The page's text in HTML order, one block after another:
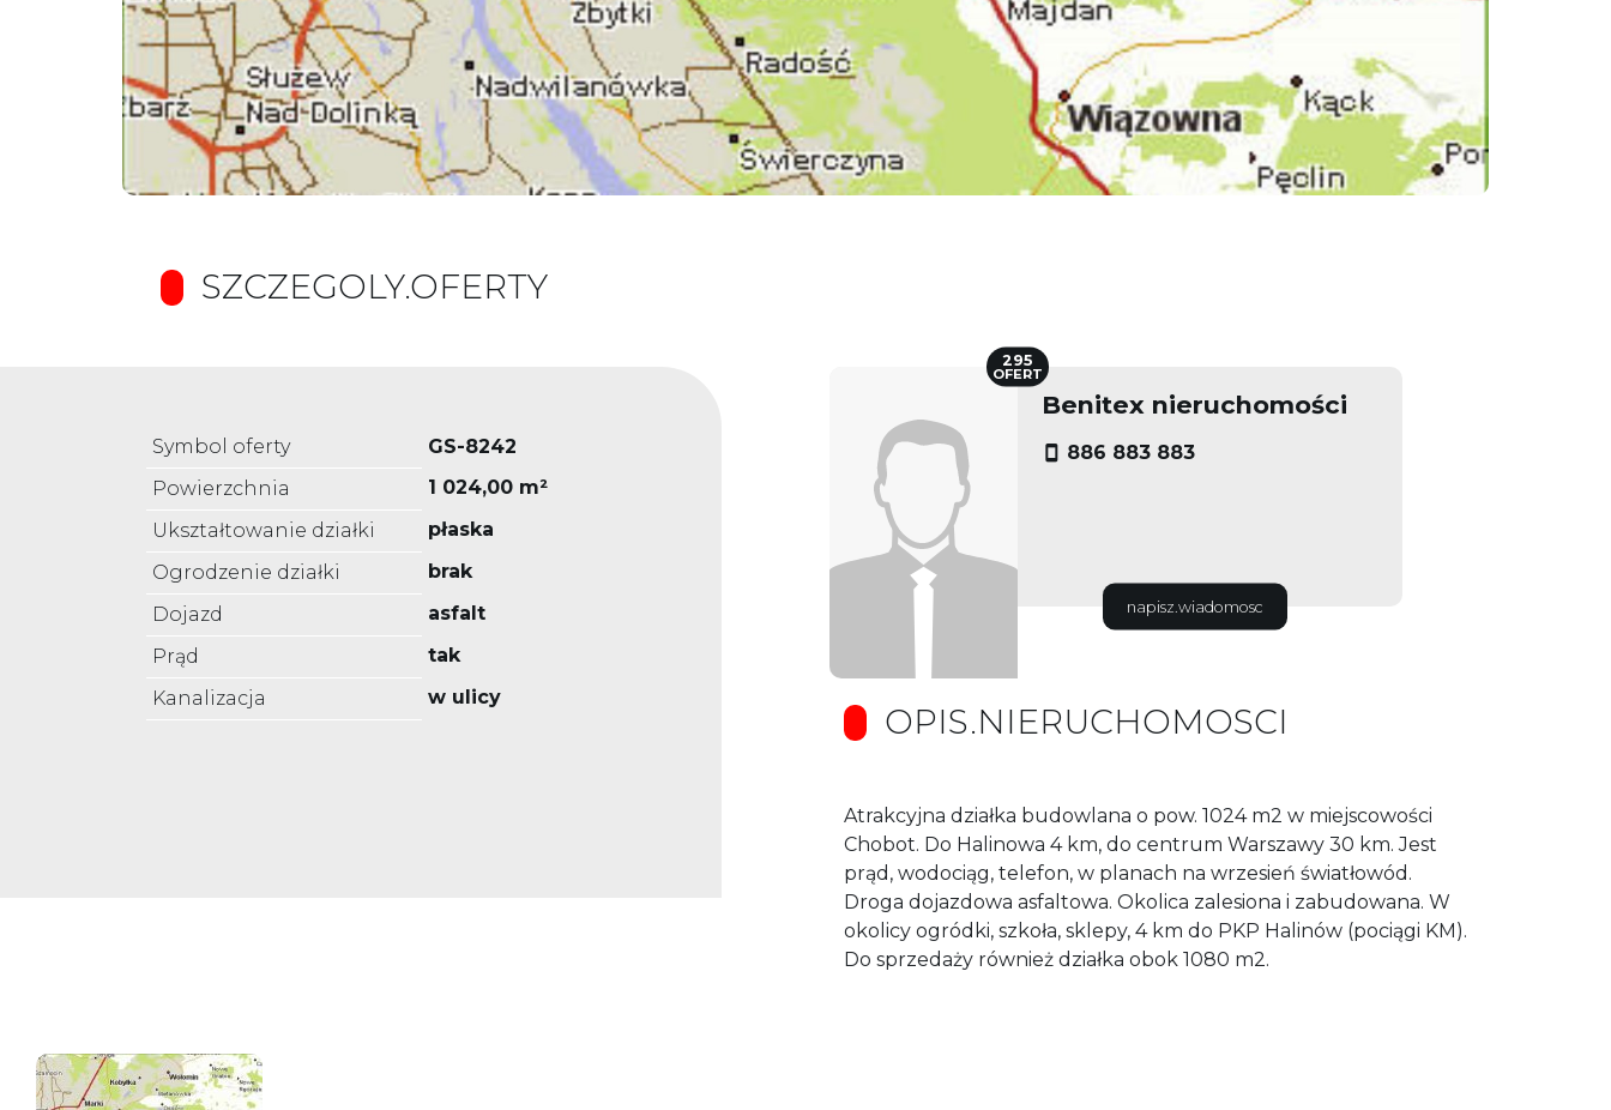
SZCZEGOLY.OFERTY
Symbol oferty
GS-8242
Powierzchnia
1 024,00 m²
Ukształtowanie działki
płaska
Ogrodzenie działki
brak
Dojazd
asfalt
Prąd
tak
Kanalizacja
w ulicy
Benitex nieruchomości
886 883 883
napisz.wiadomosc
295
OFERT
OPIS.NIERUCHOMOSCI
Atrakcyjna działka budowlana o pow. 1024 m2 w miejscowości
Chobot. Do Halinowa 4 km, do centrum Warszawy 30 km. Jest
prąd, wodociąg, telefon, w planach na wrzesień światłowód.
Droga dojazdowa asfaltowa. Okolica zalesiona i zabudowana. W
okolicy ogródki, szkoła, sklepy, 4 km do PKP Halinów (pociągi KM).
Do sprzedaży również działka obok 1080 m2.